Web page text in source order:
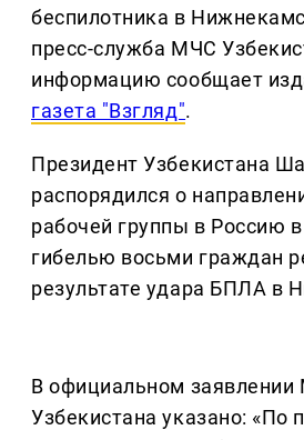
беспилотника в
пресс-служба МЧС
информацию сообщает
газета "Взгляд".
Президент Узбекистана
распорядился о
рабочей группы в Россию в
гибелью восьми граждан
результате удара БПЛА в
В официальном
Узбекистана указано: «По